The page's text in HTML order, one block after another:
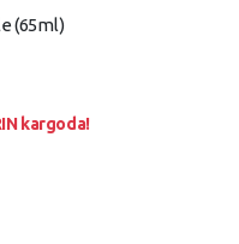
(65ml)
kargoda!